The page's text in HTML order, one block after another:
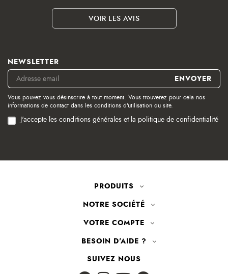
VOIR LES AVIS
NEWSLETTER
Vous pouvez vous désinscrire à tout moment. Vous trouverez pour cela nos
informations de contact dans les conditions d'utilisation du site.
J'accepte les conditions générales et la politique de confidentialité
PRODUITS
NOTRE SOCIÉTÉ
VOTRE COMPTE
BESOIN D'AIDE ?
SUIVEZ NOUS